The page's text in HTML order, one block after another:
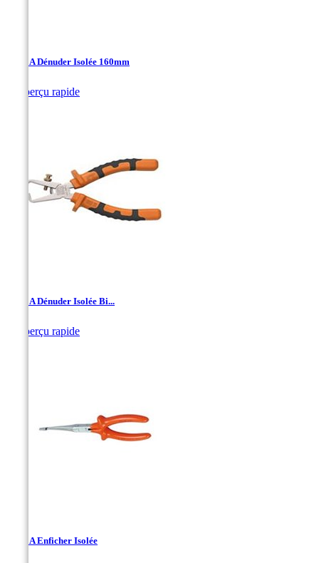
Pince A Dénuder Isolée 160mm
Aperçu rapide
Pince A Dénuder Isolée Bi...
Aperçu rapide
Pince A Enficher Isolée